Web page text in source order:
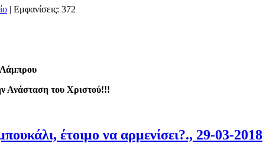
| Εμφανίσεις: 372
Ανάσταση του Χριστού!!!
έτοιμο να αρμενίσει?., 29-03-2018